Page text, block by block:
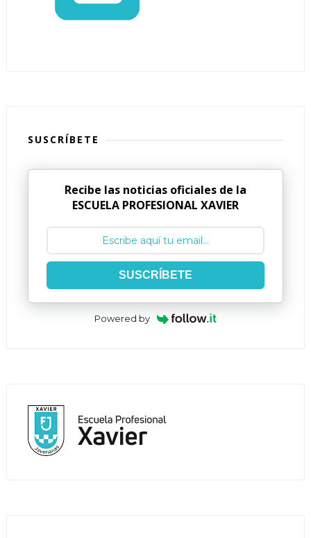
SUSCRÍBETE
Recibe las noticias oficiales de la
ESCUELA PROFESIONAL XAVIER
SUSCRÍBETE
Powered by